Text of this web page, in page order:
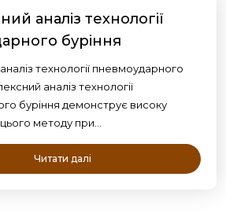
аналіз технології
буріння
технології пневмоударного
аналіз технології
буріння демонструє високу
методу при…
Читати далі